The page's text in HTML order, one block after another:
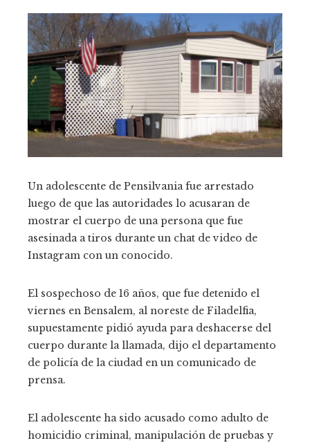
Un adolescente de Pensilvania fue arrestado
luego de que las autoridades lo acusaran de
mostrar el cuerpo de una persona que fue
asesinada a tiros durante un chat de video de
Instagram con un conocido.
El sospechoso de 16 años, que fue detenido el
viernes en Bensalem, al noreste de Filadelfia,
supuestamente pidió ayuda para deshacerse del
cuerpo durante la llamada, dijo el departamento
de policía de la ciudad en un comunicado de
prensa.
El adolescente ha sido acusado como adulto de
homicidio criminal, manipulación de pruebas y